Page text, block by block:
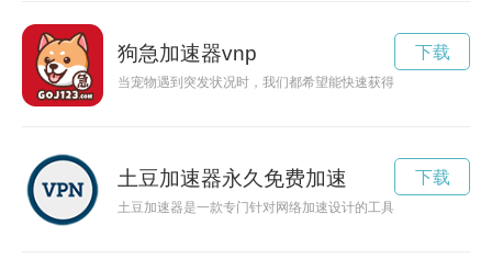
狗急加速器vnp
当宠物遇到突发状况时，我们都希望能快速获得专业的帮助。
下载
土豆加速器永久免费加速
土豆加速器是一款专门针对网络加速设计的工具，能够帮助用
下载